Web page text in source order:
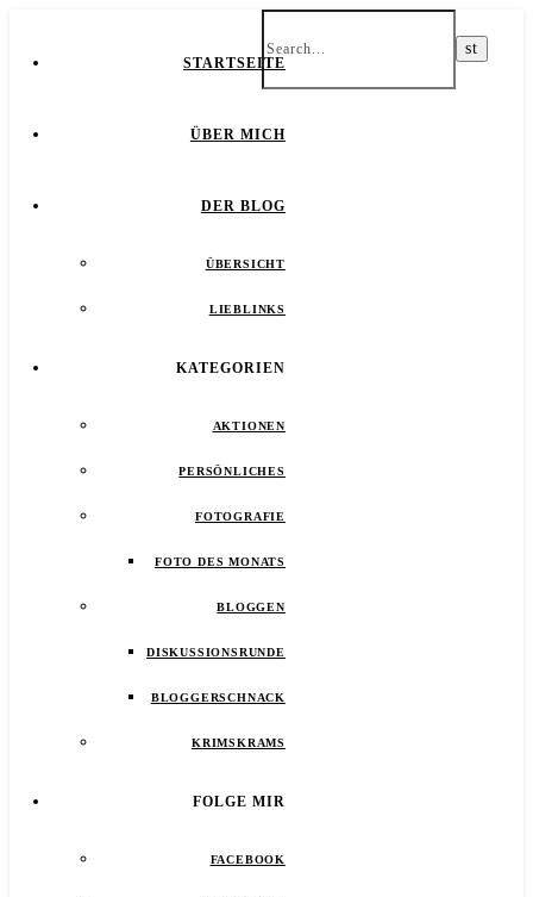
STARTSEITE
ÜBER MICH
DER BLOG
ÜBERSICHT
LIEBLINKS
KATEGORIEN
AKTIONEN
PERSÖNLICHES
FOTOGRAFIE
FOTO DES MONATS
BLOGGEN
DISKUSSIONSRUNDE
BLOGGERSCHNACK
KRIMSKRAMS
FOLGE MIR
FACEBOOK